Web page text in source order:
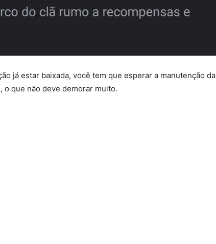
já estar baixada, você tem que esperar a manutenção da
que não deve demorar muito.